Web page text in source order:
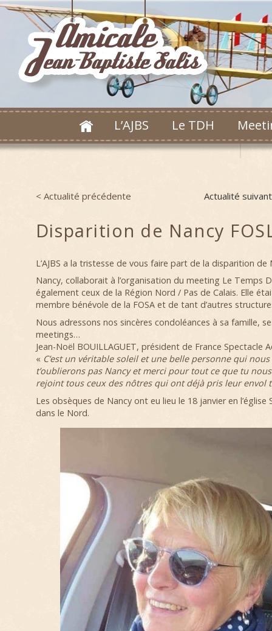
L’AJBS Le TDH
Post navigation
Actualité
< Actualité précédente
Disparition de Nancy
L’AJBS a la tristesse de vous faire part de la disparition de
Nancy, collaborait à l’organisation du meeting Le Temps
également ceux de la Région Nord / Pas de Calais. Elle
membre bénévole de la FOSA et de tant d’autres
Nous adressons nos sincères condoléances à sa famille,
meetings…
Jean-Noël BOUILLAGUET, président de France Spectacle
« C’est un véritable soleil et une belle personne qui
t’oublierons pas Nancy et merci pour tout ce que tu
rejoint tous ceux des nôtres qui ont déjà pris leur envol
Les obsèques de Nancy ont eu lieu le 18 janvier en l’église
dans le Nord.